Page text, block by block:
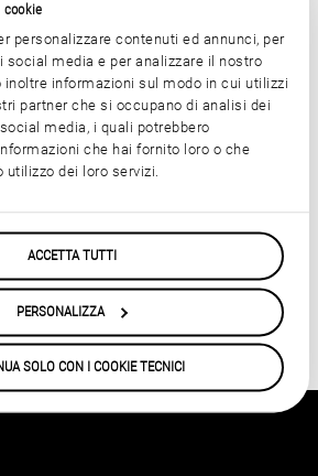
cookie
personalizzare contenuti ed annunci, per
social media e per analizzare il nostro
informazioni sul modo in cui utilizzi
partner che si occupano di analisi dei
media, i quali potrebbero
che hai fornito loro o che
dei loro servizi.
ACCETTA TUTTI
PERSONALIZZA
SOLO CON I COOKIE TECNICI
presso
.